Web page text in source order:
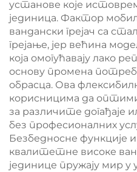
установе које
јединица. Фактор
вандански грејач са
грејање, јер већина
која омогућавају лако
основу промена
обрасца. Ова
корисницима да
за различите догађаје
без професионалних
Безбедносне функције
квалитетне високе
јединице пружају мир